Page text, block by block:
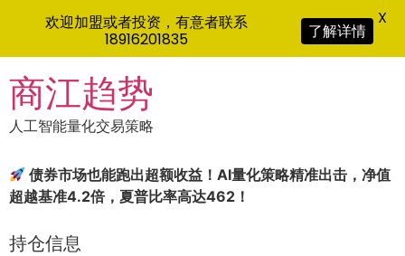
to
content
商江趋势
人工智能量化交易策略
债券市场也能跑出超额收益！AI量化策略精准出击，净值
超越基准4.2倍，夏普比率高达462！
持仓信息
欢迎加盟或者投资，有意者联系
18916201835
了解详情
X